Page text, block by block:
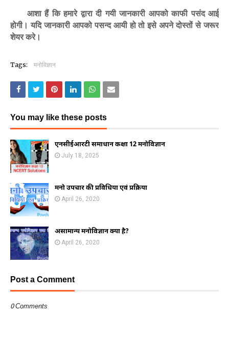
आशा हैं कि हमारे द्वारा दी गयी जानकारी आपको काफी पसंद आई
होगी। यदि जानकारी आपको पसन्द आयी हो तो इसे अपने दोस्तों से जरूर
शेयर करे।
Tags: मनोविज्ञान
You may like these posts
एनसीईआरटी समाधान कक्षा 12 मनोविज्ञान
July 18, 2025
मनो उपचार की प्रविधिया एवं प्रक्रिया
April 26, 2020
असामान्य मनोविज्ञान क्या है?
April 26, 2020
Post a Comment
0 Comments